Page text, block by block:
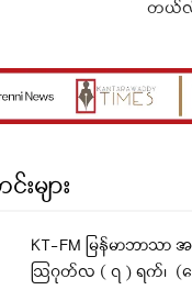
တယ်လို့
များ
KT-FM မြန်မာဘာသာ
ဩဂုတ်လ ( ၇ ) ရက်၊ (သ